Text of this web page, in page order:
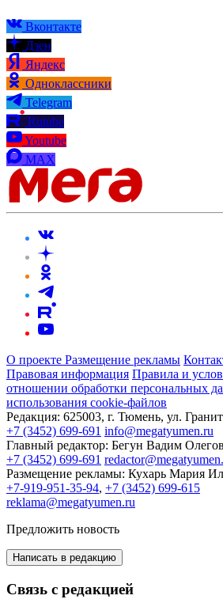
Вконтакте
Дзен
Яндекс
Одноклассники
Telegram
Rutube
Youtube
MAX
О проекте Размещение рекламы
Правовая информация Правила и
отношении обработки персональных
использования cookie-файлов
Редакция: 625003, г. Тюмень, ул.
+7 (3452) 699-691 info@megatyumen.ru
Главный редактор: Бегун Вадим
+7 (3452) 699-691
Размещение рекламы: Кухарь Мария
+7-919-951-35-94, +7 (3452) 699-615
reklama@megatyumen.ru
Предложить новость
Написать в редакцию
Связь с редакцией